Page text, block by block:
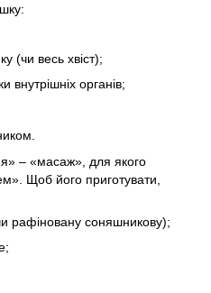
(чи весь хвіст);
внутрішніх органів;
– «масаж», для якого
Щоб його приготувати,
рафіновану соняшникову);